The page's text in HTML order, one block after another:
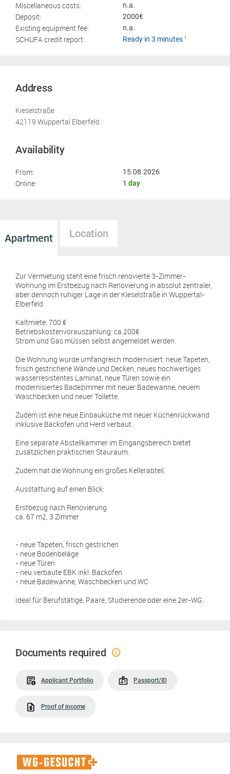
Miscellaneous costs: n.a.
Deposit: 2000€
Existing equipment fee: n.a.
SCHUFA credit report: Ready in 3 minutes 1
Address
Kieselstraße
42119 Wuppertal Elberfeld
Availability
From: 15.08.2026
Online: 1 day
Apartment Location
Zur Vermietung steht eine frisch renovierte 3-Zimmer-
Wohnung im Erstbezug nach Renovierung in absolut zentraler,
aber dennoch ruhiger Lage in der Kieselstraße in Wuppertal-
Elberfeld.
Kaltmiete: 700 €
Betriebskostenvorauszahlung: ca.200€
Strom und Gas müssen selbst angemeldet werden.
Die Wohnung wurde umfangreich modernisiert: neue Tapeten,
frisch gestrichene Wände und Decken, neues hochwertiges
wasserresistentes Laminat, neue Türen sowie ein
modernisiertes Badezimmer mit neuer Badewanne, neuem
Waschbecken und neuer Toilette.
Zudem ist eine neue Einbauküche mit neuer Küchenrückwand
inklusive Backofen und Herd verbaut.
Eine separate Abstellkammer im Eingangsbereich bietet
zusätzlichen praktischen Stauraum.
Zudem hat die Wohnung ein großes Kellerabteil.
Ausstattung auf einen Blick:
Erstbezug nach Renovierung
ca. 67 m2, 3 Zimmer
- neue Tapeten, frisch gestrichen
- neue Bodenbeläge
- neue Türen
- neu verbaute EBK inkl. Backofen
- neue Badewanne, Waschbecken und WC
Ideal für Berufstätige, Paare, Studierende oder eine 2er-WG.
Documents required
Applicant Portfolio Passport/ID
Proof of income
WG-